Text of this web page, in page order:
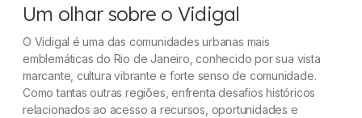
Um olhar sobre o Vidigal
O Vidigal é uma das comunidades urbanas mais
emblemáticas do Rio de Janeiro, conhecido por sua vista
marcante, cultura vibrante e forte senso de comunidade.
Como tantas outras regiões, enfrenta desafios históricos
relacionados ao acesso a recursos, oportunidades e